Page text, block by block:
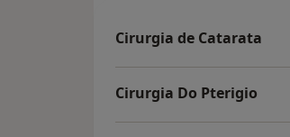
Cirurgia de Catarata
Cirurgia Do Pterigio